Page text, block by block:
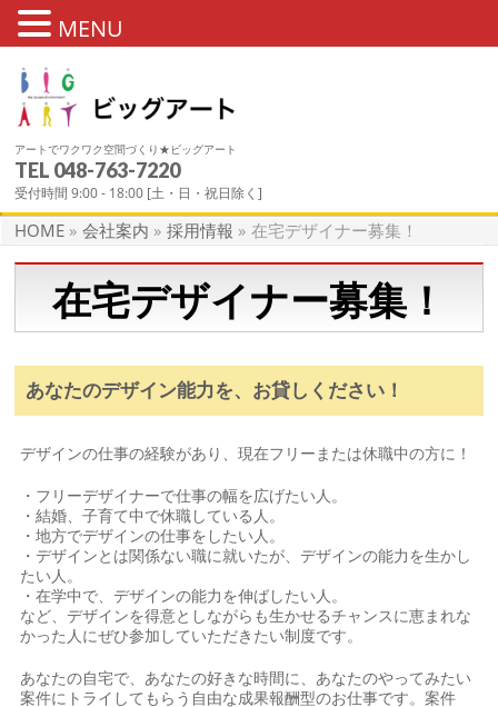
アートでワクワク空間づくり★ビッグアート
TEL 048-763-7220
受付時間 9:00 - 18:00 [土・日・祝日除く]
在宅デザイナー募集！
HOME » 会社案内 » 採用情報 » 在宅デザイナー募集！
在宅デザイナー募集！
あなたのデザイン能力を、お貸しください！
デザインの仕事の経験があり、現在フリーまたは休職中の方に！
・フリーデザイナーで仕事の幅を広げたい人。
・結婚、子育て中で休職している人。
・地方でデザインの仕事をしたい人。
・デザインとは関係ない職に就いたが、デザインの能力を生かし
たい人。
・在学中で、デザインの能力を伸ばしたい人。
など、デザインを得意としながらも生かせるチャンスに恵まれな
かった人にぜひ参加していただきたい制度です。
あなたの自宅で、あなたの好きな時間に、あなたのやってみたい
案件にトライしてもらう自由な成果報酬型のお仕事です。案件
MENU